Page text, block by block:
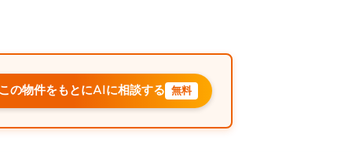
の物件をもとにAIに相談する 無料